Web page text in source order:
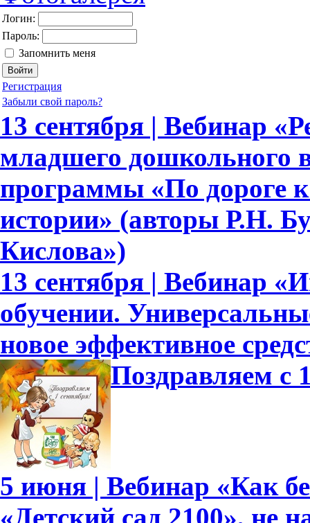
Логин:
Пароль:
Запомнить меня
Регистрация
Забыли свой пароль?
13 сентября | Вебинар
младшего дошкольного
программы «По дороге
истории» (авторы Р.Н.
Кислова»)
13 сентября | Вебинар
обучении.
новое эффективное
Поздравляем с
5 июня | Вебинар «Как